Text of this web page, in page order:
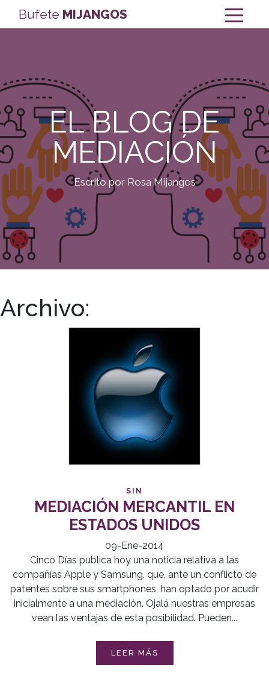
Bufete MIJANGOS
EL BLOG DE
MEDIACIÓN
Escrito por Rosa Mijangos
Archivo:
SIN
MEDIACIÓN MERCANTIL EN
ESTADOS UNIDOS
09-Ene-2014
Cinco Días publica hoy una noticia relativa a las
compañías Apple y Samsung, que, ante un conflicto de
patentes sobre sus smartphones, han optado por acudir
inicialmente a una mediación. Ojalá nuestras empresas
vean las ventajas de esta posibilidad. Pueden...
LEER MÁS